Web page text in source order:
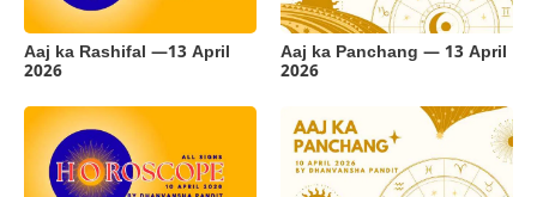
Aaj ka Rashifal —13 April
2026
Aaj ka Panchang — 13 April
2026